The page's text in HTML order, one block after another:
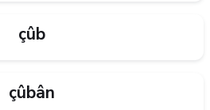
çûb
çûbân